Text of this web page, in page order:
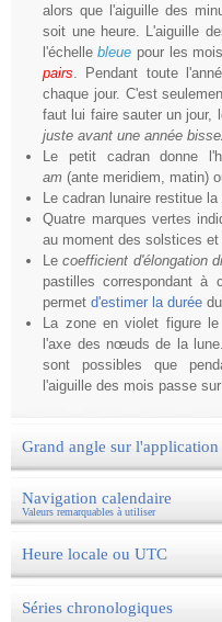
alors que l'aiguille des
soit une heure. L'aiguille
l'échellebleue pour les
pairs. Pendant toute
chaque jour. C'est
faut lui faire sauter un jour,
juste avant une année
Le petit cadran donne
am (ante meridiem, matin)
Le cadran lunaire restitue
Quatre marques vertes
au moment des solstices
Lecoefficient d'élongation
pastilles correspondant à
permetd'estimer la durée
La zone en violet figure
l'axe des nœuds de la
sont possibles que
l'aiguille des mois passe
Grand angle sur l'application
Navigation calendaire
Valeurs remarquables à utiliser
Heure locale ou UTC
Séries chronologiques